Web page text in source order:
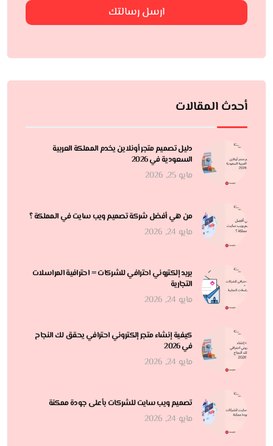
ارسل رسالتك
أحدث المقالات
دليل تصميم متجر أونلاين يخدم المملكة العربية
السعودية في 2026
مايو 25, 2026
من هي أفضل شركة تصميم ويب سايت في المملكة ؟
مايو 24, 2026
بريد إلكتروني احترافي للشركات = احترافية المراسلات
التجارية
مايو 24, 2026
كيفية إنشاء متجر إلكتروني احترافي يحقق لك النجاح
في 2026
مايو 24, 2026
تصميم ويب سايت للشركات بأعلى جودة ممكنة
مايو 24, 2026